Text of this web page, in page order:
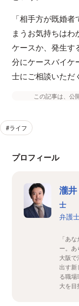
「相手方が既婚
まうお気持ちは
ケースか、発生す
分にケースバイケ
士にご相談いただ
この記事は、公
#ライフ
プロフィール
瀧井
士
弁護
「あ
ー。
大阪で
出す新
る職
大を目